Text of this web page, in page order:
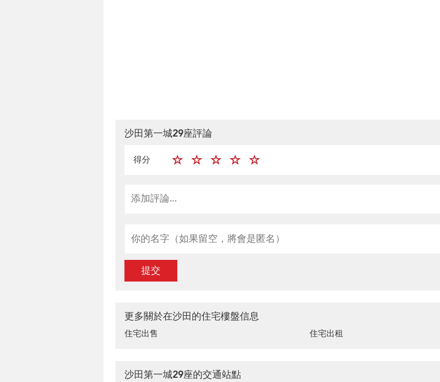
沙田第一城29座評論
得分
提交
更多關於在沙田的住宅樓盤信息
住宅出售 住宅出租
沙田第一城29座的交通站點